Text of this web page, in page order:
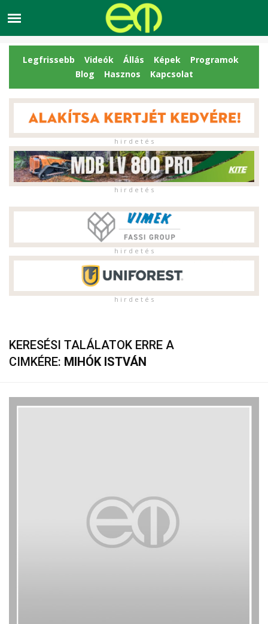
Legfrissebb Videók Állás Képek
Programok
Blog
Hasznos Kapcsolat
h i r d e t é s
h i r d e t é s
h i r d e t é s
h i r d e t é s
KERESÉSI TALÁLATOK ERRE A
CIMKÉRE: MIHÓK ISTVÁN